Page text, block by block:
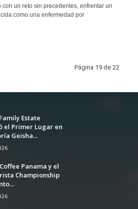
un reto sin precedentes, enfrentar un
como una enfermedad por
Página 19 de 22
Estate
el Primer Lugar en
Geisha...
Panama y el
Championship